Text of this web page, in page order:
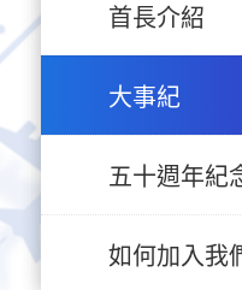
首長介紹
大事紀
五十週年紀
如何加入我